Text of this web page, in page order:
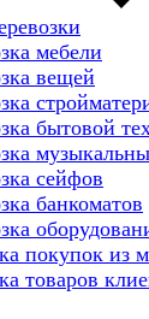
мебели
вещей
бытовой
сейфов
банкоматов
покупок из
товаров